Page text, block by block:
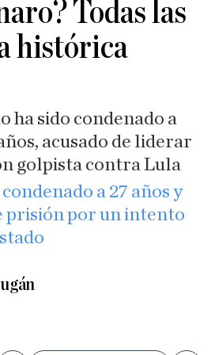
Todas las
histórica
ha sido condenado a
acusado de liderar
golpista contra Lula
a 27 años y
prisión por un intento